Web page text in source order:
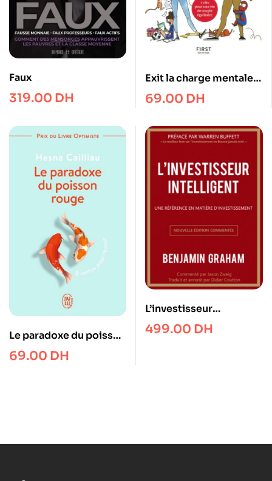
Faux
319.00 DH
Exit la charge mentale !
7 clés pour une vie de
couple égalitaire
69.00 DH
Le paradoxe du poisson
rouge: 8 vertus pour
réussir
69.00 DH
L’investisseur
intelligent: Une
référence en matière
499.00 DH